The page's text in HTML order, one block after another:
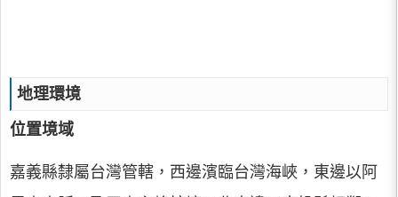
地理環境
位置境域
嘉義縣隸屬台灣管轄，西邊濱臨台灣海峽，東邊以阿